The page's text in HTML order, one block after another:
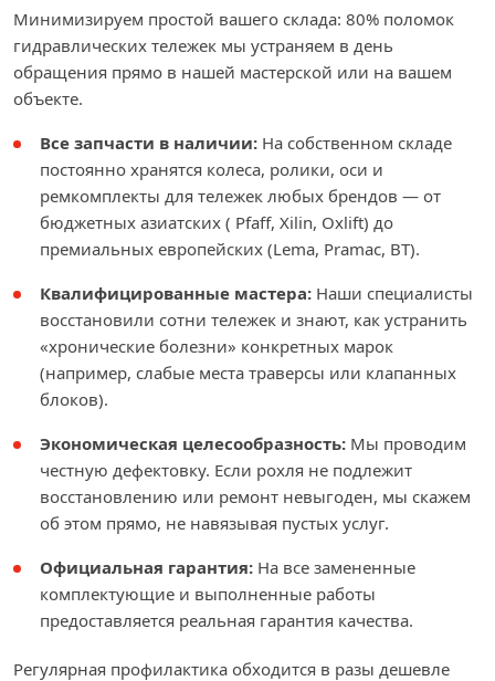
Минимизируем простой вашего склада: 80% поломок
гидравлических тележек мы устраняем в день
обращения прямо в нашей мастерской или на вашем
объекте.
Все запчасти в наличии: На собственном складе
постоянно хранятся колеса, ролики, оси и
ремкомплекты для тележек любых брендов — от
бюджетных азиатских ( Pfaff, Xilin, Oxlift) до
премиальных европейских (Lema, Pramac, BT).
Квалифицированные мастера: Наши специалисты
восстановили сотни тележек и знают, как устранить
«хронические болезни» конкретных марок
(например, слабые места траверсы или клапанных
блоков).
Экономическая целесообразность: Мы проводим
честную дефектовку. Если рохля не подлежит
восстановлению или ремонт невыгоден, мы скажем
об этом прямо, не навязывая пустых услуг.
Официальная гарантия: На все замененные
комплектующие и выполненные работы
предоставляется реальная гарантия качества.
Регулярная профилактика обходится в разы дешевле